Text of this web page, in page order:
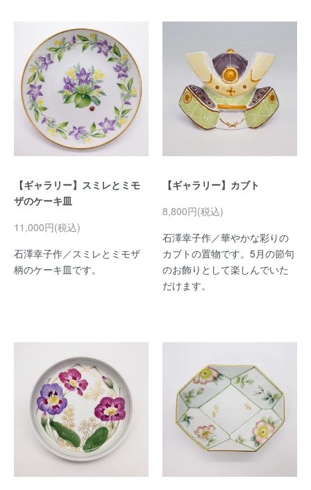
【ギャラリー】スミレとミモ
ザのケーキ皿
11,000円(税込)
石澤幸子作／スミレとミモザ
柄のケーキ皿です。
【ギャラリー】カブト
8,800円(税込)
石澤幸子作／華やかな彩りの
カブトの置物です。5月の節句
のお飾りとして楽しんでいた
だけます。